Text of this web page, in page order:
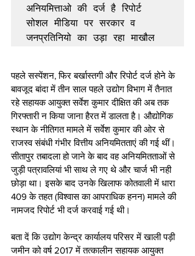
अनियमित्ताओ की दर्ज है रिपोर्ट
सोशल मीडिया पर सरकार व
पहले सस्पेंशन, फिर बर्खास्तगी और रिपोर्ट दर्ज होने के
बावजूद बांदा में तीन साल पहले उद्योग विभाग में तैनात
रहे सहायक आयुक्त सर्वेश कुमार दीक्षित की अब तक
गिरफ्तारी न किया जाना हैरत में डालता है। औद्योगिक
स्थान के नीतिगत मामले में सर्वेश कुमार की ओर से
राजस्व संबंधी गंभीर वित्तीय अनियमितताएं की गई थीं।
सीतापुर तबादला हो जाने के बाद वह अनियमितताओं से
जुड़ी पत्रावलियां भी साथ ले गए थे और चार्ज भी नही
छोड़ा था। इसके बाद उनके खिलाफ कोतवाली में धारा
409 के तहत (विश्वास का आपराधिक हनन) मामले की
नामजद रिपोर्ट भी दर्ज करवाई गई थी।
बता दें कि उद्योग केन्द्र कार्यालय परिसर में खाली पड़ी
जमीन को वर्ष 2017 में तत्कालीन सहायक आयुक्त